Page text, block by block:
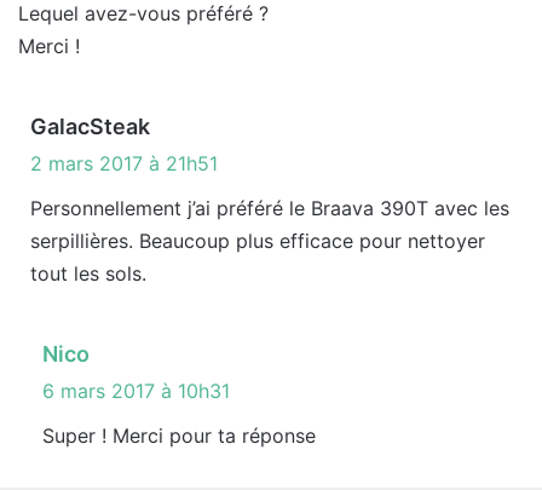
Lequel avez-vous préféré ?
Merci !
GalacSteak
i
2 mars 2017 à 21h51
Personnellement j’ai préféré le Braava 390T avec les
serpillières. Beaucoup plus efficace pour nettoyer
tout les sols.
Nico
i
6 mars 2017 à 10h31
Super ! Merci pour ta réponse